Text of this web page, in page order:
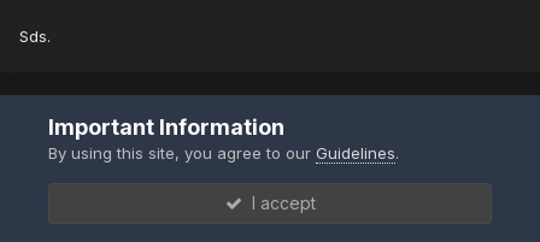
Sds.
João Nicolau
PostedJuly 7, 2014 at 06:42 PM
Silvio Coletty said:
Important Information
By using this site, you agree to ourGuidelines.
I accept